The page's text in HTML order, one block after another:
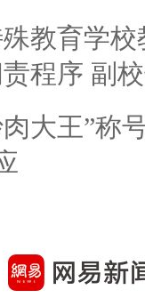
教育学
程序 副
大王”称